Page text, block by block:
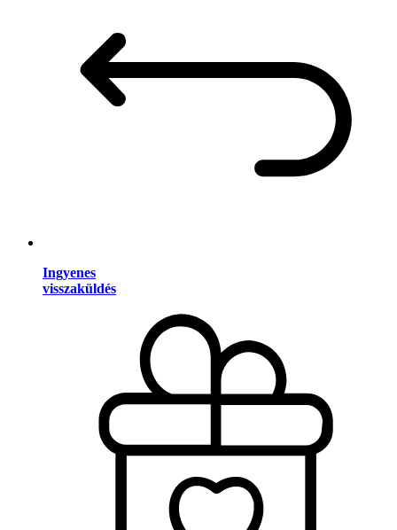
Ingyenes
visszaküldés